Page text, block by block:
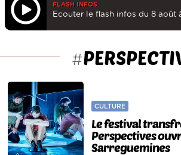
FLASH INFOS
Ecouter le flash infos du 8 août
#
CULTURE
Le festival
Perspectives
Sarreguemines